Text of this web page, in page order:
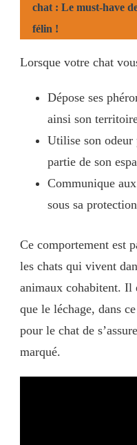
chat : Le must-have
félin !
Lorsque votre chat
Dépose ses
ainsi son
Utilise son odeur
partie de son
Communique
sous sa
Ce comportement est
les chats qui vivent
animaux cohabitent. Il
que le léchage, dans
pour le chat de
marqué.